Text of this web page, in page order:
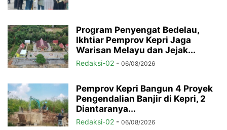
Program Penyengat Bedelau,
Ikhtiar Pemprov Kepri Jaga
Warisan Melayu dan Jejak...
Redaksi-02 - 06/08/2026
Pemprov Kepri Bangun 4 Proyek
Pengendalian Banjir di Kepri, 2
Diantaranya...
Redaksi-02 - 06/08/2026